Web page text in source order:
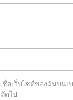
อเว็บไซต์ของฉันบนเ
ดไป